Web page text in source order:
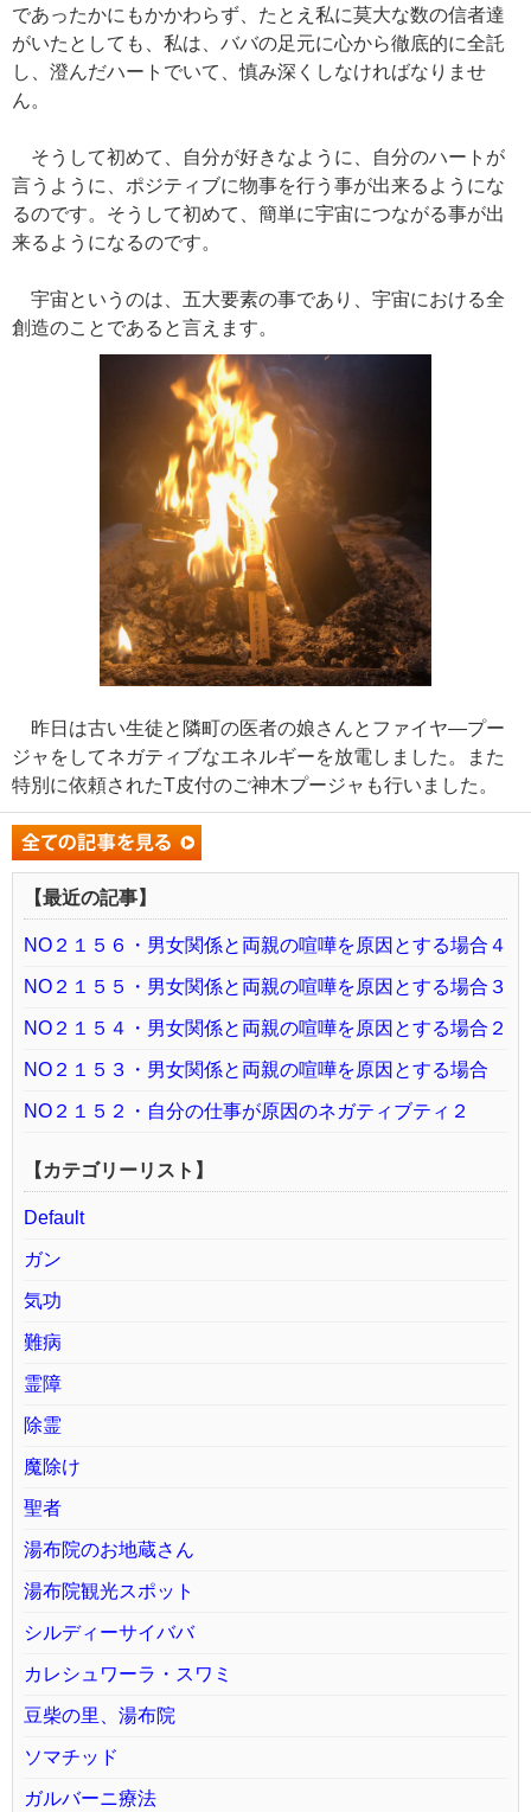
であったかにもかかわらず、たとえ私に莫大な数の信者達
がいたとしても、私は、ババの足元に心から徹底的に全託
し、澄んだハートでいて、慎み深くしなければなりませ
ん。
そうして初めて、自分が好きなように、自分のハートが
言うように、ポジティブに物事を行う事が出来るようにな
るのです。そうして初めて、簡単に宇宙につながる事が出
来るようになるのです。
宇宙というのは、五大要素の事であり、宇宙における全
創造のことであると言えます。
昨日は古い生徒と隣町の医者の娘さんとファイヤ―プー
ジャをしてネガティブなエネルギーを放電しました。また
特別に依頼されたT皮付のご神木プージャも行いました。
【最近の記事】
NO２１５６・男女関係と両親の喧嘩を原因とする場合４
NO２１５５・男女関係と両親の喧嘩を原因とする場合３
NO２１５４・男女関係と両親の喧嘩を原因とする場合２
NO２１５３・男女関係と両親の喧嘩を原因とする場合
NO２１５２・自分の仕事が原因のネガティブティ２
【カテゴリーリスト】
Default
ガン
気功
難病
霊障
除霊
魔除け
聖者
湯布院のお地蔵さん
湯布院観光スポット
シルディーサイババ
カレシュワーラ・スワミ
豆柴の里、湯布院
ソマチッド
ガルバーニ療法